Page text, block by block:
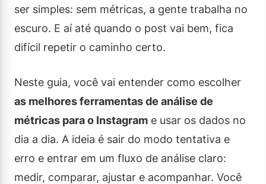
ser simples: sem métricas, a gente trabalha no
escuro. E aí até quando o post vai bem, fica
difícil repetir o caminho certo.
Neste guia, você vai entender como escolher
as melhores ferramentas de análise de
métricas para o Instagram e usar os dados no
dia a dia. A ideia é sair do modo tentativa e
erro e entrar em um fluxo de análise claro:
medir, comparar, ajustar e acompanhar. Você